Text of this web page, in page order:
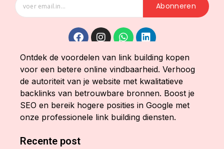
Abonneren
Ontdek de voordelen van link building kopen
voor een betere online vindbaarheid. Verhoog
de autoriteit van je website met kwalitatieve
backlinks van betrouwbare bronnen. Boost je
SEO en bereik hogere posities in Google met
onze professionele link building diensten.
Recente post